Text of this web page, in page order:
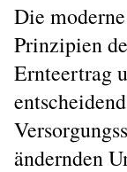
Die
Prinzipien
Ernteertrag
ändernden